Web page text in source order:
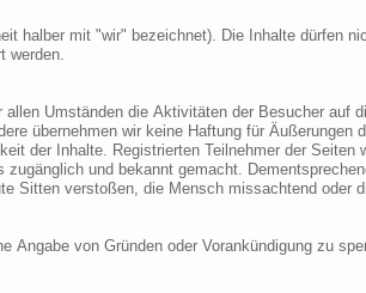
halber mit "wir" bezeichnet). Die Inhalte dürfen
werden.
Umständen die Aktivitäten der Besucher auf
übernehmen wir keine Haftung für Äußerungen
der Inhalte. Registrierten Teilnehmer der Seiten
und bekannt gemacht.
Sitten verstoßen, die Mensch missachtend oder
von Gründen oder Vorankündigung zu